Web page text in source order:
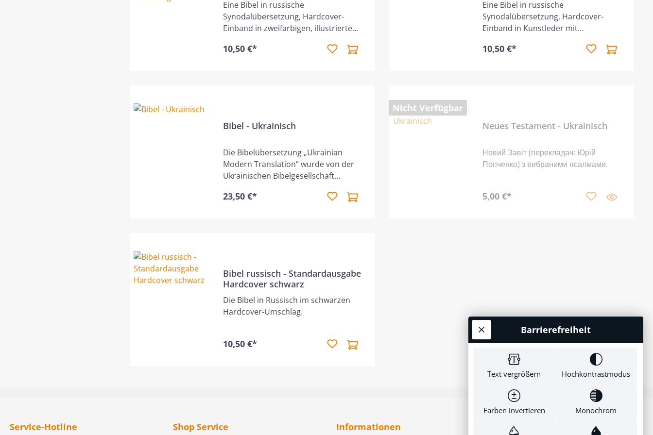
Eine Bibel in russische
Synodalübersetzung, Hardcover-
Einband in zweifarbigen, illustriertem
zweispaltig gesetzt.
10,50 €*
Eine Bibel in russische
Synodalübersetzung, Hardcover-
Einband in Kunstleder mit
zweispaltig gesetzt.
10,50 €*
Bibel - Ukrainisch
Die Bibelübersetzung „Ukrainian
Modern Translation“ wurde von der
Ukrainischen Bibelgesellschaft
Übersetzungsarbeit aus dem
23,50 €*
Nicht Verfügbar
Neues Testament - Ukrainisch
Новий Завіт (перекладач: Юрій
Попченко) з вибраними псалмами.
5,00 €*
Bibel russisch - Standardausgabe
Hardcover schwarz
Die Bibel in Russisch im schwarzen
Hardcover-Umschlag.
10,50 €*
Service-Hotline Shop Service Informationen Newsletter
Text vergrößern Hochkontrastmodus
Farben invertieren Monochrom
Barrierefreiheit